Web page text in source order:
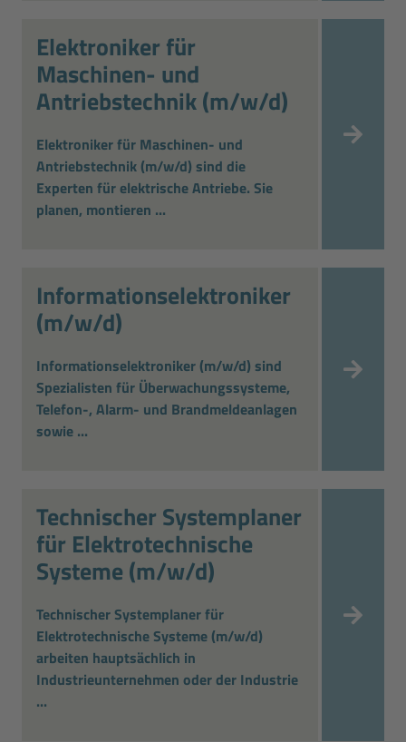
Elektroniker für
Maschinen- und
Antriebstechnik (m/w/d)
Elektroniker für Maschinen- und
Antriebstechnik (m/w/d) sind die
Experten für elektrische Antriebe. Sie
planen, montieren ...
Informationselektroniker
(m/w/d)
Informationselektroniker (m/w/d) sind
Spezialisten für Überwachungssysteme,
Telefon-, Alarm- und Brandmeldeanlagen
sowie ...
Technischer Systemplaner
für Elektrotechnische
Systeme (m/w/d)
Technischer Systemplaner für
Elektrotechnische Systeme (m/w/d)
arbeiten hauptsächlich in
Industrieunternehmen oder der Industrie
...